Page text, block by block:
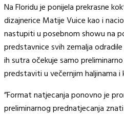
Na Floridu je ponijela prekrasne
dizajnerice Matije Vuice kao i
nastupiti u posebnom showu na
predstavnice svih zemalja
ih sutra očekuje samo
predstaviti u večernjim haljinama i
”Format natjecanja ponovno je
preliminarnog prednatjecanja